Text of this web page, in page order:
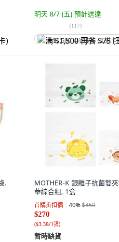
明天 8/7 (五) 預計送達
(117)
满 $1,500 再省 $75 (王道卡)
,
MOTHER-K 銀離子抗菌雙
華綜合組, 1盒
首購折扣價 40%$450
$270
($3.38/1張)
暫時缺貨